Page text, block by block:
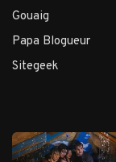
Gouaig
Papa Blogueur
Sitegeek